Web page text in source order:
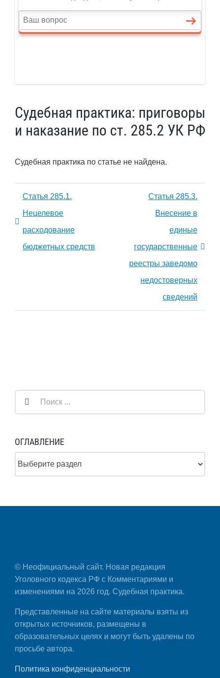
Судебная практика: приговоры
и наказание по ст. 285.2 УК РФ
Судебная практика по статье не найдена.
Статья 285.1.
Нецелевое
расходование
бюджетных средств
Статья 285.3.
Внесение в
единые
государственные
реестры заведомо
недостоверных
сведений
ОГЛАВЛЕНИЕ
© Неофициальный сайт. Новая редакция
Уголовного кодекса РФ с Комментариями и
изменениями на 2026 год. Судебная практика.
Представленные на сайте материалы взяты из
открытых источников, размещены в
образовательных целях и могут быть удалены по
просьбе автора.
Политика конфиденциальности